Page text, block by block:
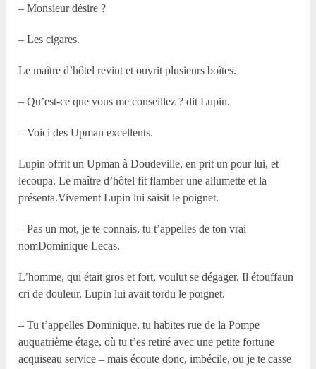
– Monsieur désire ?
– Les cigares.
Le maître d’hôtel revint et ouvrit plusieurs boîtes.
– Qu’est-ce que vous me conseillez ? dit Lupin.
– Voici des Upman excellents.
Lupin offrit un Upman à Doudeville, en prit un pour lui, et
lecoupa. Le maître d’hôtel fit flamber une allumette et la
présenta.Vivement Lupin lui saisit le poignet.
– Pas un mot, je te connais, tu t’appelles de ton vrai
nomDominique Lecas.
L’homme, qui était gros et fort, voulut se dégager. Il étouffaun
cri de douleur. Lupin lui avait tordu le poignet.
– Tu t’appelles Dominique, tu habites rue de la Pompe
auquatrième étage, où tu t’es retiré avec une petite fortune
acquiseau service – mais écoute donc, imbécile, ou je te casse